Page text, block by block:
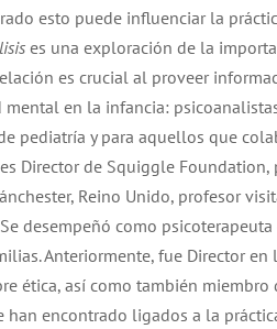
esto puede influenciar la
es una exploración de la
es crucial al proveer
en la infancia:
pediatría y para aquellos que
es Director de Squiggle
Reino Unido, profesor
desempeñó como
Anteriormente, fue Director
ética, así como también
han encontrado ligados a la